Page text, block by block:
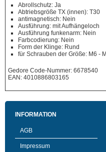
Abrollschutz: Ja
Abtriebsgröße TX (innen): T30
antimagnetisch: Nein
Ausführung: mit Aufhängeloch
Ausführung funkenarm: Nein
Farbcodierung: Nein
Form der Klinge: Rund
für Schrauben der Größe: M6 -
Gedore Code-Nummer: 6678540
EAN: 4010886803165
INFORMATION
AGB
Impressum